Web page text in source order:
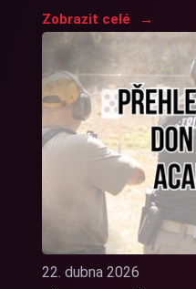
Zobrazit celé
22. dubna 2026